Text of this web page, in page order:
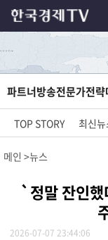
파트너방송전문가전략
TOP STORY 최신뉴
메인 뉴스
`정말 잔인
2026-07-07 23:44:06